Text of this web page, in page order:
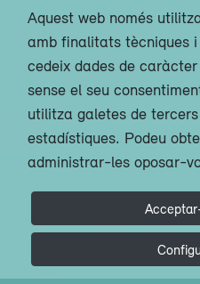
Aquest web només
amb finalitats tècniques
cedeix dades de
sense el seu
utilitza galetes de
estadístiques. Podeu
administrar-les oposar-